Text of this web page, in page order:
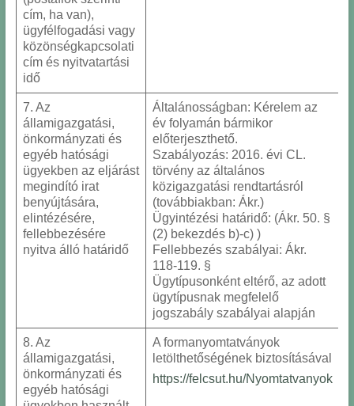
cím, ha van),
ügyfélfogadási vagy
közönségkapcsolati
cím és nyitvatartási
idő
7. Az
államigazgatási,
önkormányzati és
egyéb hatósági
ügyekben az eljárást
megindító irat
benyújtására,
elintézésére,
fellebbezésére
nyitva álló határidő
Általánosságban: Kérelem az
év folyamán bármikor
előterjeszthető.
Szabályozás: 2016. évi CL.
törvény az általános
közigazgatási rendtartásról
(továbbiakban: Ákr.)
Ügyintézési határidő: (Ákr. 50. §
(2) bekezdés b)-c) )
Fellebbezés szabályai: Ákr.
118-119. §
Ügytípusonként eltérő, az adott
ügytípusnak megfelelő
jogszabály szabályai alapján
8. Az
államigazgatási,
önkormányzati és
egyéb hatósági
A formanyomtatványok
letölthetőségének biztosításával
https://felcsut.hu/Nyomtatvanyok